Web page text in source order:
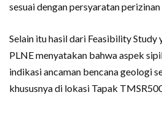
sesuai dengan persyaratan
Selain itu hasil dari Feasibility Study
PLNE menyatakan bahwa aspek
indikasi ancaman bencana geologi
khususnya di lokasi Tapak